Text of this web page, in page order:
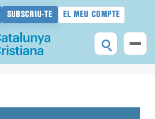
SUBSCRIU-TE EL MEU COMPTE